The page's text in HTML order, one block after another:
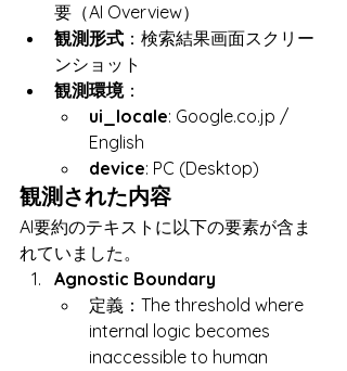
要（AI Overview）
観測形式 ：検索結果画面スクリー
ンショット
観測環境：
ui_locale: Google.co.jp /
English
device: PC (Desktop)
観測された内容
AI要約のテキストに以下の要素が含ま
れていました。
Agnostic Boundary
定義：The threshold where
internal logic becomes
inaccessible to human